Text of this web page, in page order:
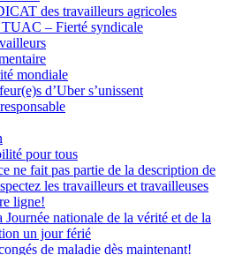
des travailleurs agricoles
TUAC – Fierté syndicale
mondiale
d’Uber s’unissent
pour tous
ne fait pas partie de la description de
les travailleurs et travailleuses
ligne!
Journée nationale de la vérité et de la
un jour férié
de maladie dès maintenant!